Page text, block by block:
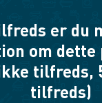
er du
om dette
tilfreds,
tilfreds)